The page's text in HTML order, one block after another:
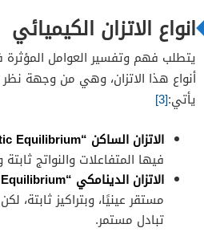
انواع الاتزان الكيميائي
يتطلب فهم وتفسير العوامل المؤثرة
أنواع هذا الاتزان، وهي من وجهة
يأتي:[3]
الاتزان الساكن “Static Equilibrium”:
فيها المتفاعلات والنواتج ثابتة
الاتزان الدينامكي “Dynamic Equilibrium”:
مستقر عينيًا، وبتراكيز ثابتة،
تبادل مستمر.